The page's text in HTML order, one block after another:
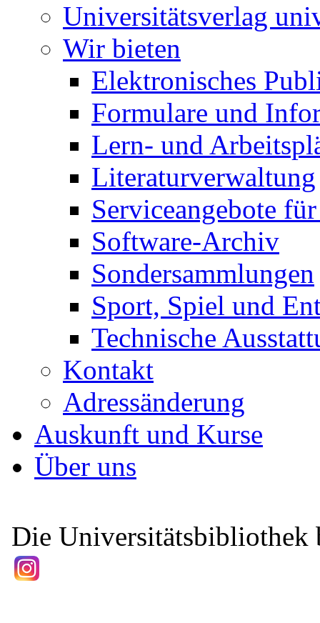
Universitätsverlag
Wir bieten
Elektronisches
Formulare und
Lern- und
Literaturverwaltung
Serviceangebote
Software-Archiv
Sondersammlungen
Sport, Spiel und
Technische
Kontakt
Adressänderung
Auskunft und Kurse
Über uns
Die Universitätsbibliothek